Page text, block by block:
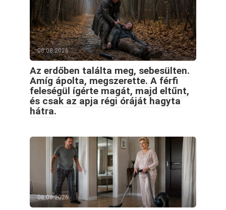
06.08.2026
Az erdőben találta meg, sebesülten.
Amíg ápolta, megszerette. A férfi
feleségül ígérte magát, majd eltűnt,
és csak az apja régi óráját hagyta
hátra.
06.08.2026